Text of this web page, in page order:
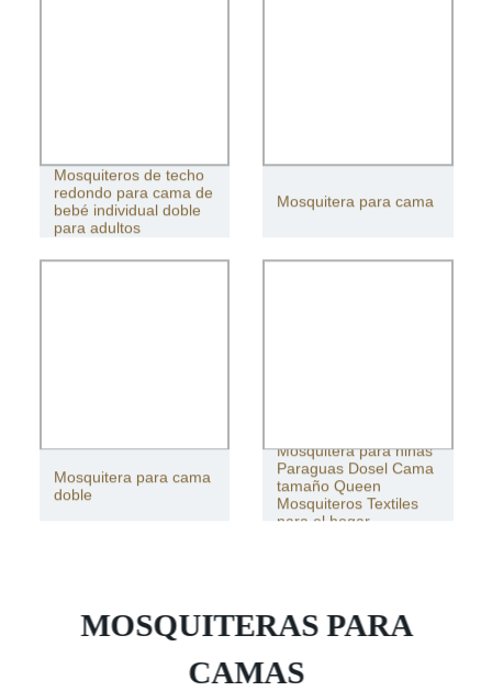
Mosquiteros de techo
redondo para cama de
bebé individual doble
para adultos
Mosquitera para cama
Mosquitera para cama
doble
Mosquitera para niñas
Paraguas Dosel Cama
tamaño Queen
Mosquiteros Textiles
para el hogar
MOSQUITERAS PARA
CAMAS